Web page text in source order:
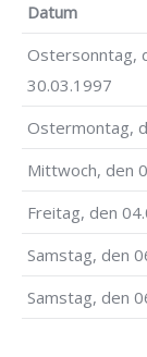
Datum
Ostersonntag,
30.03.1997
Ostermontag,
Mittwoch, den
Freitag, den
Samstag, den
Samstag, den